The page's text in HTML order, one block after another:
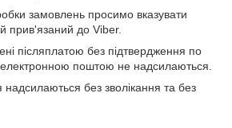
замовлень просимо вказувати
прив'язаний до Viber.
післяплатою без підтвердження по
поштою не надсилаються.
без зволікання та без